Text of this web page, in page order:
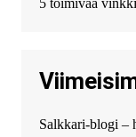
guest_4889 :
The Admin:
5 toimivaa
Salkkari-blogi –